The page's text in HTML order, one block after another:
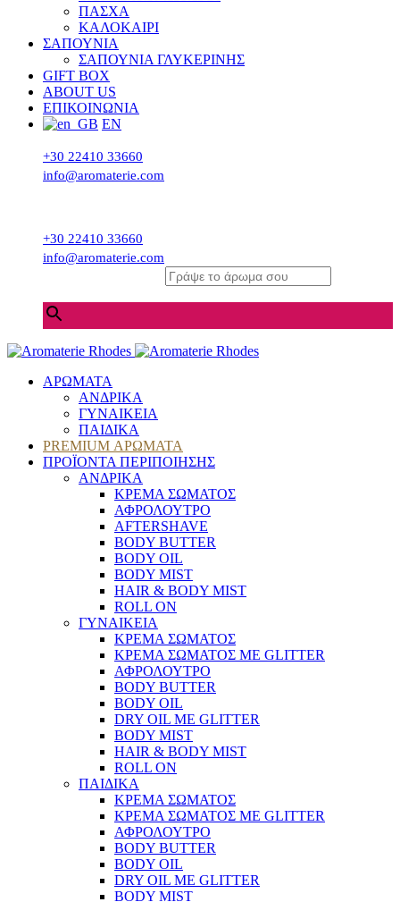
ΠΑΣΧΑ
ΚΑΛΟΚΑΙΡΙ
ΣΑΠΟΥΝΙΑ
ΣΑΠΟΥΝΙΑ ΓΛΥΚΕΡΙΝΗΣ
GIFT BOX
ABOUT US
ΕΠΙΚΟΙΝΩΝΙΑ
EN
+30 22410 33660
info@aromaterie.com
+30 22410 33660
info@aromaterie.com
ΑΡΩΜΑΤΑ
ΑΝΔΡΙΚΑ
ΓΥΝΑΙΚΕΙΑ
ΠΑΙΔΙΚΑ
PREMIUM ΑΡΩΜΑΤΑ
ΠΡΟΪΟΝΤΑ ΠΕΡΙΠΟΙΗΣΗΣ
ΑΝΔΡΙΚΑ
ΚΡΕΜΑ ΣΩΜΑΤΟΣ
ΑΦΡΟΛΟΥΤΡΟ
AFTERSHAVE
BODY BUTTER
BODY OIL
BODY MIST
HAIR & BODY MIST
ROLL ON
ΓΥΝΑΙΚΕΙΑ
ΚΡΕΜΑ ΣΩΜΑΤΟΣ
ΚΡΕΜΑ ΣΩΜΑΤΟΣ ΜΕ GLITTER
ΑΦΡΟΛΟΥΤΡΟ
BODY BUTTER
BODY OIL
DRY OIL ΜΕ GLITTER
BODY MIST
HAIR & BODY MIST
ROLL ON
ΠΑΙΔΙΚΑ
ΚΡΕΜΑ ΣΩΜΑΤΟΣ
ΚΡΕΜΑ ΣΩΜΑΤΟΣ ΜΕ GLITTER
ΑΦΡΟΛΟΥΤΡΟ
BODY BUTTER
BODY OIL
DRY OIL ΜΕ GLITTER
BODY MIST